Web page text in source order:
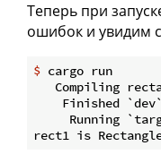
Теперь при
ошибок и увидим
$ cargo run
Compiling
Finished
Running